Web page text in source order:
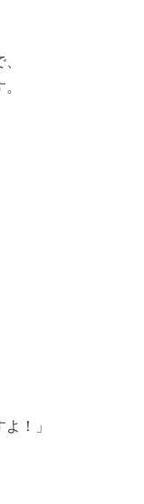
！」